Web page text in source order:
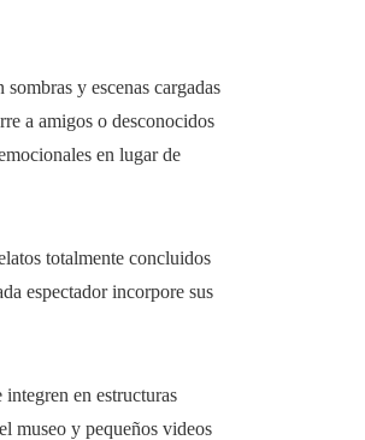
y escenas cargadas
a amigos o desconocidos
en lugar de
totalmente concluidos
espectador incorpore sus
en estructuras
museo y pequeños videos